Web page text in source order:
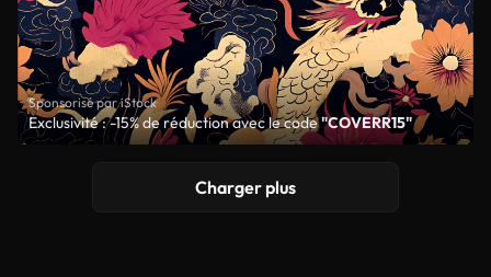
Sponsorisé par iStock
Exclusivité : -15% de réduction avec le code"COVERR15"
Charger plus